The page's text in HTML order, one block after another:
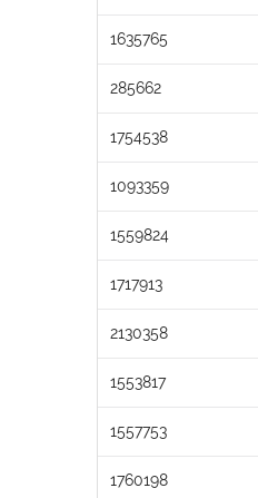
1635765
285662
1754538
1093359
1559824
1717913
2130358
1553817
1557753
1760198